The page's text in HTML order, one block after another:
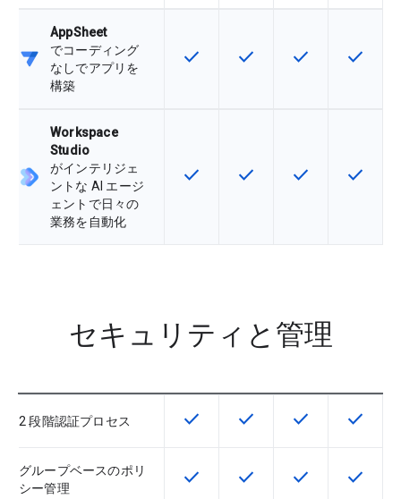
AppSheet
でコーディング
なしでアプリを
構築
この機能は該当の SKU で利用で
check この機能は該当の SKU
check この機能は該当
check この機
check
Workspace
Studio
がインテリジェ
ントな AI エージ
ェントで日々の
業務を自動化
この機能は該当の SKU で利用で
check この機能は該当の SKU
check この機能は該当
check この機
check
セキュリティと管理
2 段階認証プロセス この機能は該当の SKU で利用で
check この機能は該当の SKU
check この機能は該当
check この機
check
グループベースのポリ
シー管理
この機能は該当の SKU で利用で
check この機能は該当の SKU
check この機能は該当
check この機
check